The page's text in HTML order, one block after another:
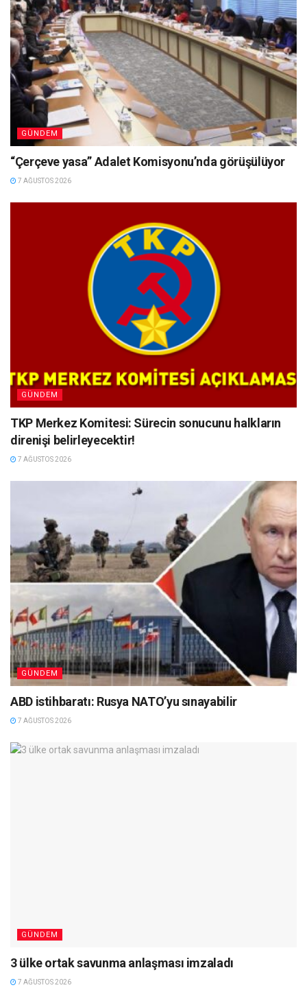
GÜNDEM
“Çerçeve yasa” Adalet Komisyonu’nda görüşülüyor
7 AĞUSTOS 2026
GÜNDEM
TKP Merkez Komitesi: Sürecin sonucunu halkların
direnişi belirleyecektir!
7 AĞUSTOS 2026
GÜNDEM
ABD istihbaratı: Rusya NATO’yu sınayabilir
7 AĞUSTOS 2026
GÜNDEM
3 ülke ortak savunma anlaşması imzaladı
7 AĞUSTOS 2026